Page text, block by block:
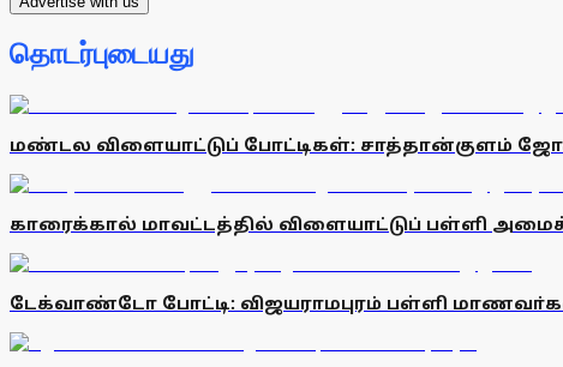
தொடர்புடையது
மண்டல விளையாட்டுப் போட்டிகள்: சாத்தான்குளம்
காரைக்கால் மாவட்டத்தில் விளையாட்டுப் பள்ளி
டேக்வாண்டோ போட்டி: விஜயராமபுரம் பள்ளி